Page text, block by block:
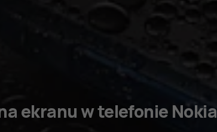
ekranu w telefonie Nokia